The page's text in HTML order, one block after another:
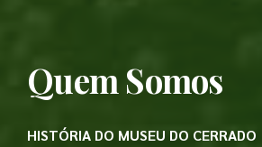
Quem Somos
HISTÓRIA DO MUSEU DO CERRADO